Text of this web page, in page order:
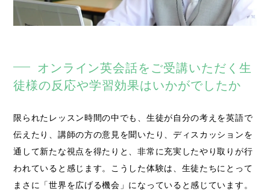
オンライン英会話をご受講いただく生
徒様の反応や学習効果はいかがでしたか
限られたレッスン時間の中でも、生徒が自分の考えを英語で
伝えたり、講師の方の意見を聞いたり、ディスカッションを
通して新たな視点を得たりと、非常に充実したやり取りが行
われていると感じます。こうした体験は、生徒たちにとって
まさに「世界を広げる機会」になっていると感じています。